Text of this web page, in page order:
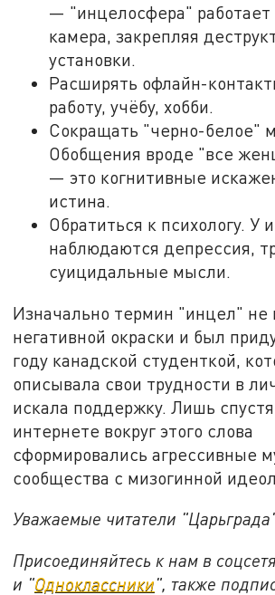
— "инцелосфера" работает
камера, закрепляя
установки.
Расширять офлайн-
работу, учёбу, хобби.
Сокращать "черно-белое"
Обобщения вроде "все
— это когнитивные
истина.
Обратиться к психологу. У
наблюдаются депрессия,
суицидальные мысли.
Изначально термин "инцел" не
негативной окраски и был
году канадской студенткой,
описывала свои трудности в
искала поддержку. Лишь
интернете вокруг этого слова
сформировались агрессивные
сообщества с мизогинной
Уважаемые читатели
Присоединяйтесь к нам в
и "Одноклассники", также